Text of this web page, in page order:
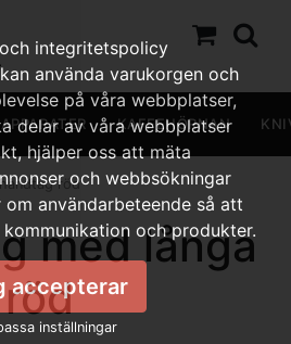
KAFFEHÖRNAN
röd
med långa
integritetspolicy
använda varukorgen och
på våra webbplatser,
delar av våra webbplatser
hjälper oss att mäta
och webbsökningar
användarbeteende så att
och produkter.
accepterar
inställningar